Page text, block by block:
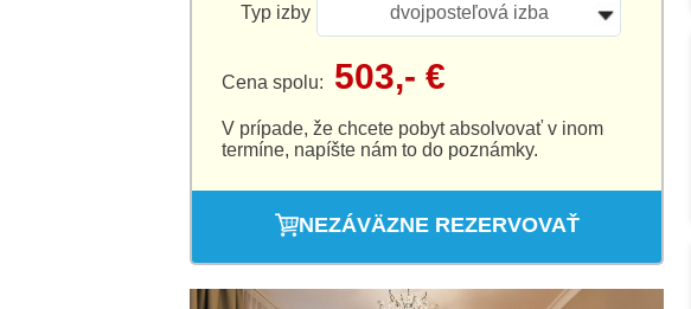
Typ izby dvojposteľová izba
Cena spolu: 503,- €
V prípade, že chcete pobyt absolvovať v inom
termíne, napíšte nám to do poznámky.
NEZÁVÄZNE REZERVOVAŤ